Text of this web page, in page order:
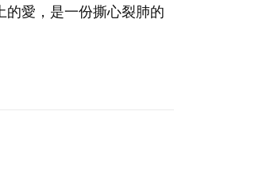
的愛，是一份撕心裂肺的